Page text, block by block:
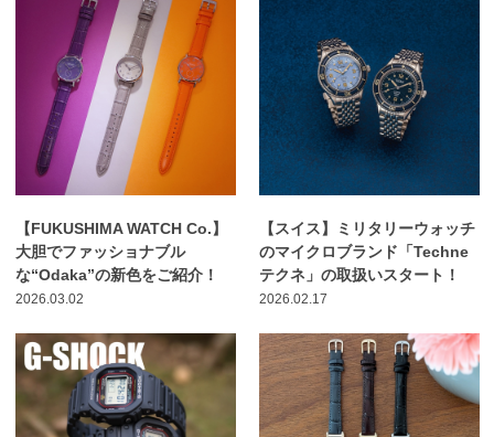
【FUKUSHIMA WATCH Co.】
大胆でファッショナブル
な“Odaka”の新色をご紹介！
2026.03.02
【スイス】ミリタリーウォッチ
のマイクロブランド「Techne
テクネ」の取扱いスタート！
2026.02.17